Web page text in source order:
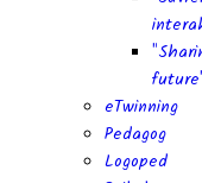
eTwinning
Pedagog
Logoped